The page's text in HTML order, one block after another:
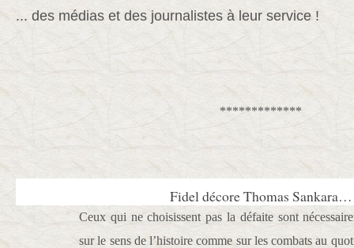
... des médias et des journalistes à leur service !
*************
Fidel décore Thomas Sankara…
Ceux qui ne choisissent pas la défaite sont
sur le sens de l’histoire comme sur les combats au